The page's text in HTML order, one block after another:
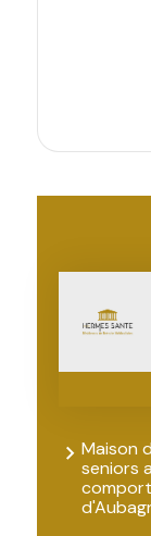
Maison
seniors